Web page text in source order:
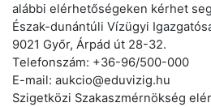
alábbi elérhetőségeken kérhet
Észak-dunántúli Vízügyi
9021 Győr, Árpád út 28-32.
Telefonszám: +36-96/500-000
E-mail: aukcio@eduvizig.hu
Szigetközi Szakaszmérnökség